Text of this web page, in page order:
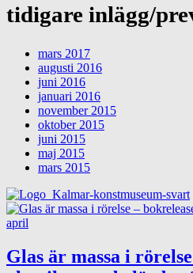
tidigare inlägg/
mars 2017
augusti 2016
juni 2016
januari 2016
november 2015
oktober 2015
juni 2015
maj 2015
mars 2015
Glas är massa i